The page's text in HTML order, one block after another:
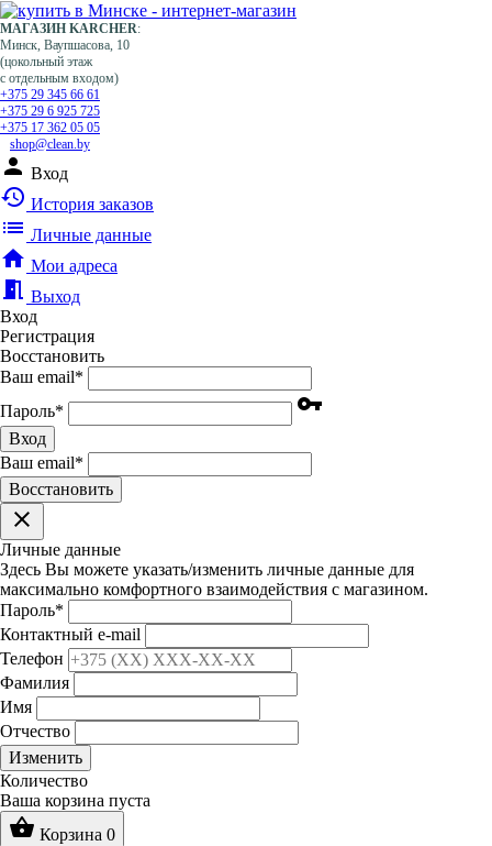
МАГАЗИН KARCHER:
Минск, Ваупшасова, 10
(цокольный этаж
с отдельным входом)
+375 29 345 66 61
+375 29 6 925 725
+375 17 362 05 05
shop@clean.by
person Вход
history История заказов
list Личные данные
home Мои адреса
meeting_room Выход
Вход
Регистрация
Восстановить
Ваш email*
Пароль* vpn_key
Вход
Ваш email*
Воcстановить
clear
Личные данные
Здесь Вы можете указать/изменить личные данные для
максимально комфортного взаимодействия с магазином.
Пароль*
Контактный e-mail
Телефон
Фамилия
Имя
Отчество
Изменить
Количество
Ваша корзина пуста
shopping_basket Корзина 0